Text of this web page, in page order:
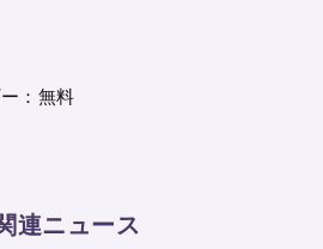
：無料
連ニュース